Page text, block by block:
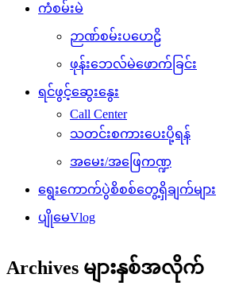
ကံစမ်းမဲ
ဉာဏ်စမ်းပဟေဠိ
ဖုန်းဘေလ်မဲဖောက်ခြင်း
ရင်ဖွင့်ဆွေးနွေး
Call Center
သတင်းစကားပေးပို့ရန်
အမေး/အဖြေကဏ္ဍ
ရွေးကောက်ပွဲစိစစ်တွေ့ရှိချက်များ
ပျိုမေVlog
Archives များနှစ်အလိုက်